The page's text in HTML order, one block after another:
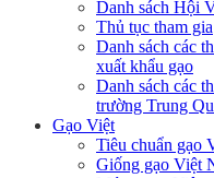
Danh sách Hội
Thủ tục tham gia
Danh sách các
xuất khẩu gạo
Danh sách các
trường Trung
Gạo Việt
Tiêu chuẩn gạo
Giống gạo Việt